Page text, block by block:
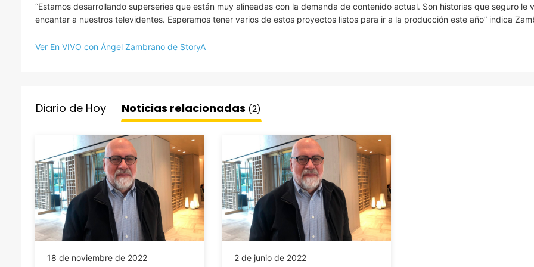
“Estamos desarrollando superseries que están muy alineadas con la demanda de contenido actual. Son historias que seguro le
encantar a nuestros televidentes. Esperamos tener varios de estos proyectos listos para ir a la producción este año” indica
Ver En VIVO con Ángel Zambrano de StoryA
Diario de Hoy Noticias relacionadas (2)
18 de noviembre de 2022 2 de junio de 2022